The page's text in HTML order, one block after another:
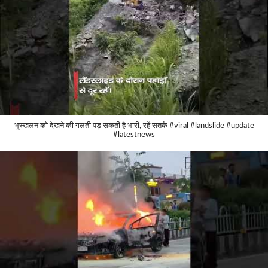
भूस्खलन को देखने की गलती पड़ सकती है भारी, रहें सतर्क #viral #landslide #update
#latestnews